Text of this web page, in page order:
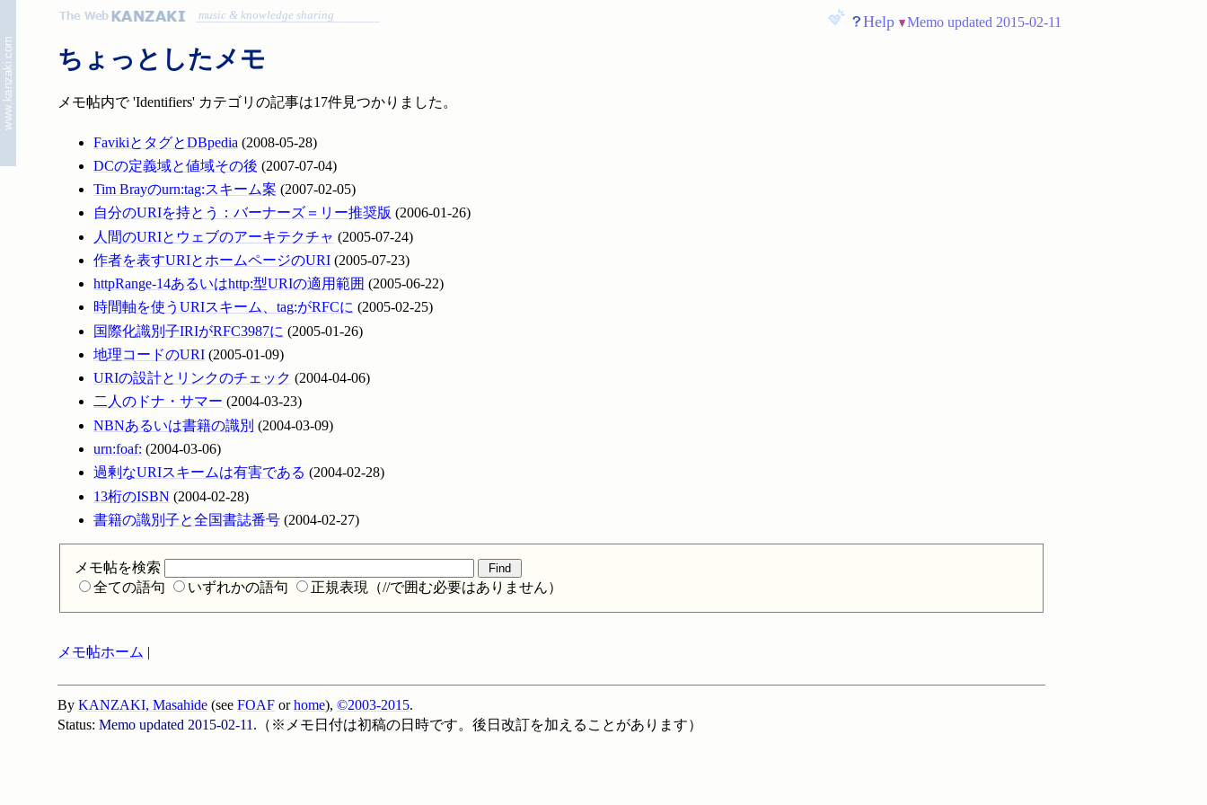
Help Memo updated 2015-02-11
music & knowledge sharing
ちょっとしたメモ
メモ帖内で 'Identifiers' カテゴリの記事は17件見つかりました。
FavikiとタグとDBpedia (2008-05-28)
DCの定義域と値域その後 (2007-07-04)
Tim Brayのurn:tag:スキーム案 (2007-02-05)
自分のURIを持とう：バーナーズ＝リー推奨版 (2006-01-26)
人間のURIとウェブのアーキテクチャ (2005-07-24)
作者を表すURIとホームページのURI (2005-07-23)
httpRange-14あるいはhttp:型URIの適用範囲 (2005-06-22)
時間軸を使うURIスキーム、tag:がRFCに (2005-02-25)
国際化識別子IRIがRFC3987に (2005-01-26)
地理コードのURI (2005-01-09)
URIの設計とリンクのチェック (2004-04-06)
二人のドナ・サマー (2004-03-23)
NBNあるいは書籍の識別 (2004-03-09)
urn:foaf: (2004-03-06)
過剰なURIスキームは有害である (2004-02-28)
13桁のISBN (2004-02-28)
書籍の識別子と全国書誌番号 (2004-02-27)
メモ帖を検索
全ての語句
いずれかの語句 正規表現（//で囲む必要はありません）
メモ帖ホーム |
By KANZAKI, Masahide (see FOAF orhome), ©2003-2015.
Status: Memo updated 2015-02-11 .（※メモ日付は初稿の日時です。後日改訂を加えることがあります）